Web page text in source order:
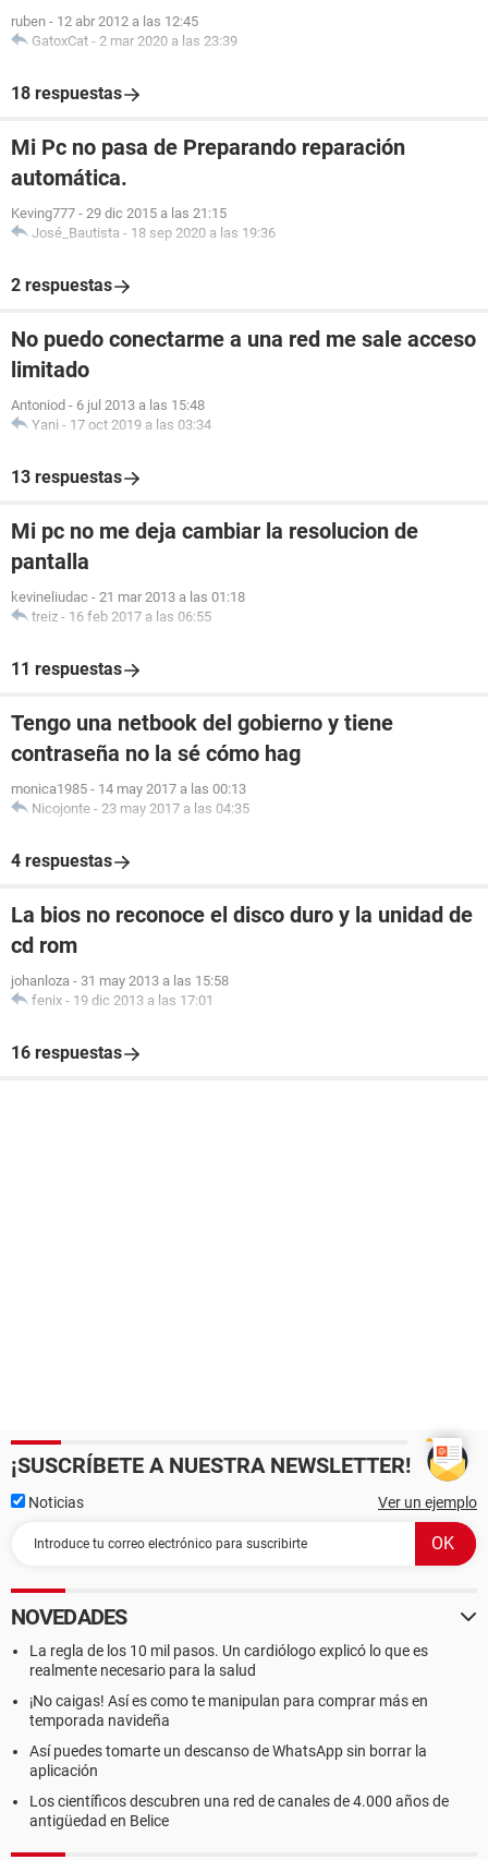
ruben - 12 abr 2012 a las 12:45
GatoxCat - 2 mar 2020 a las 23:39
18 respuestas
Mi Pc no pasa de Preparando reparación
automática.
Keving777 - 29 dic 2015 a las 21:15
José_Bautista - 18 sep 2020 a las 19:36
2 respuestas
No puedo conectarme a una red me sale acceso
limitado
Antoniod - 6 jul 2013 a las 15:48
Yani - 17 oct 2019 a las 03:34
13 respuestas
Mi pc no me deja cambiar la resolucion de
pantalla
kevineliudac - 21 mar 2013 a las 01:18
treiz - 16 feb 2017 a las 06:55
11 respuestas
Tengo una netbook del gobierno y tiene
contraseña no la sé cómo hag
monica1985 - 14 may 2017 a las 00:13
Nicojonte - 23 may 2017 a las 04:35
4 respuestas
La bios no reconoce el disco duro y la unidad de
cd rom
johanloza - 31 may 2013 a las 15:58
fenix - 19 dic 2013 a las 17:01
16 respuestas
¡SUSCRÍBETE A NUESTRA NEWSLETTER!
Noticias Ver un ejemplo
NOVEDADES
La regla de los 10 mil pasos. Un cardiólogo explicó lo que es
realmente necesario para la salud
¡No caigas! Así es como te manipulan para comprar más en
temporada navideña
Así puedes tomarte un descanso de WhatsApp sin borrar la
aplicación
Los científicos descubren una red de canales de 4.000 años de
antigüedad en Belice